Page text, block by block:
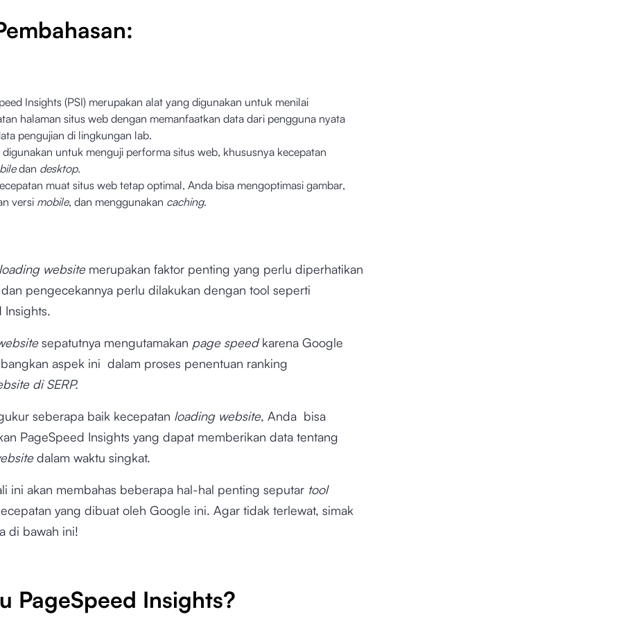
Insights (PSI) merupakan alat yang digunakan untuk menilai
halaman situs web dengan memanfaatkan data dari pengguna nyata
pengujian di lingkungan lab.
digunakan untuk menguji performa situs web, khususnya kecepatan
dan desktop.
muat situs web tetap optimal, Anda bisa mengoptimasi gambar,
versi mobile, dan menggunakan caching.
website merupakan faktor penting yang perlu diperhatikan
dan pengecekannya perlu dilakukan dengan tool seperti
Insights.
sepatutnya mengutamakan page speedkarena Google
aspek ini dalam proses penentuan ranking
di SERP.
seberapa baik kecepatan loading website, Anda bisa
PageSpeed Insights yang dapat memberikan data tentang
dalam waktu singkat.
ini akan membahas beberapa hal-hal penting seputar tool
yang dibuat oleh Google ini. Agar tidak terlewat, simak
di bawah ini!
PageSpeed Insights?